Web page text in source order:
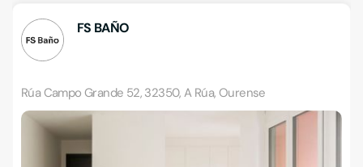
FS BAÑO
Rúa Campo Grande 52, 32350, A Rúa, Ourense